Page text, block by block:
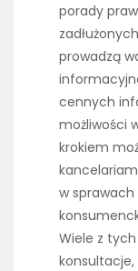
porady
prowadzą
cennych
możliwości
krokiem
w
Wiele z